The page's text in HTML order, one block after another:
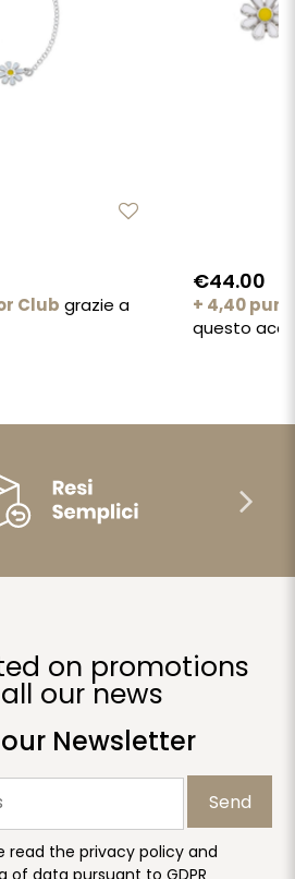
Club grazie a
€44.00
+ 4,40
questo
on promotions
our news
Newsletter
Send
read the privacy policy and
data pursuant to GDPR